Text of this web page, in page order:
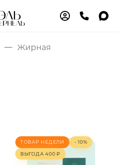
Жирная
ТОВАР НЕДЕЛИ - 10%
ВЫГОДА400 ₽